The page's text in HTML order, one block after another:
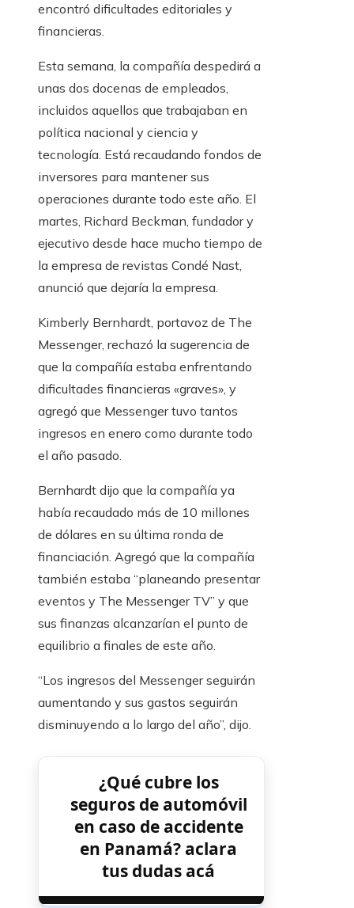
encontró dificultades editoriales y
financieras.
Esta semana, la compañía despedirá a
unas dos docenas de empleados,
incluidos aquellos que trabajaban en
política nacional y ciencia y
tecnología. Está recaudando fondos de
inversores para mantener sus
operaciones durante todo este año. El
martes, Richard Beckman, fundador y
ejecutivo desde hace mucho tiempo de
la empresa de revistas Condé Nast,
anunció que dejaría la empresa.
Kimberly Bernhardt, portavoz de The
Messenger, rechazó la sugerencia de
que la compañía estaba enfrentando
dificultades financieras «graves», y
agregó que Messenger tuvo tantos
ingresos en enero como durante todo
el año pasado.
Bernhardt dijo que la compañía ya
había recaudado más de 10 millones
de dólares en su última ronda de
financiación. Agregó que la compañía
también estaba “planeando presentar
eventos y The Messenger TV” y que
sus finanzas alcanzarían el punto de
equilibrio a finales de este año.
“Los ingresos del Messenger seguirán
aumentando y sus gastos seguirán
disminuyendo a lo largo del año”, dijo.
¿Qué cubre los
seguros de automóvil
en caso de accidente
en Panamá? aclara
tus dudas acá